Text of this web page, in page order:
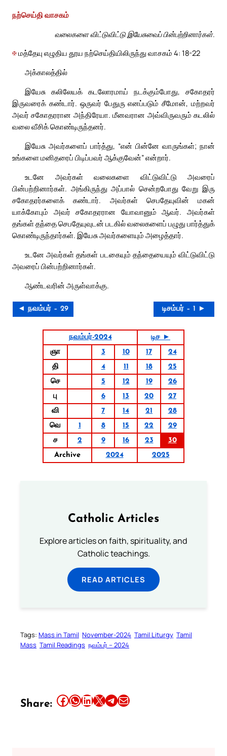
நற்செய்தி வாசகம்
வலைகளை விட்டுவிட்டு இயேசுவைப் பின்பற்றினார்கள்.
✠மத்தேயு எழுதிய தூய நற்செய்தியிலிருந்து வாசகம் 4: 18-22
அக்காலத்தில்
இயேசு கலிலேயக் கடலோரமாய் நடக்கும்போது, சகோதரர்
இருவரைக் கண்டார். ஒருவர் பேதுரு எனப்படும் சீமோன், மற்றவர்
அவர் சகோதரரான அந்திரேயா. மீனவரான அவ்விருவரும் கடலில்
வலை வீசிக் கொண்டிருந்தனர்.
இயேசு அவர்களைப் பார்த்து, “என் பின்னே வாருங்கள்; நான்
உங்களை மனிதரைப் பிடிப்பவர் ஆக்குவேன்” என்றார்.
உடனே அவர்கள் வலைகளை விட்டுவிட்டு அவரைப்
பின்பற்றினார்கள். அங்கிருந்து அப்பால் சென்றபோது வேறு இரு
சகோதரர்களைக் கண்டார். அவர்கள் செபதேயுவின் மகன்
யாக்கோபும் அவர் சகோதரரான யோவானும் ஆவர். அவர்கள்
தங்கள் தந்தை செபதேயுவுடன் படகில் வலைகளைப் பழுது பார்த்துக்
கொண்டிருந்தார்கள். இயேசு அவர்களையும் அழைத்தார்.
உடனே அவர்கள் தங்கள் படகையும் தந்தையையும் விட்டுவிட்டு
அவரைப் பின்பற்றினார்கள்.
ஆண்டவரின் அருள்வாக்கு.
◄ நவம்பர் – 29 டிசம்பர் – 1 ►
நவம்பர்-2024
டிச ►
ஞா
3 10 17
24
தி
4 11 18
25
செ
5 12 19
26
பு
6 13 20
27
வி
7 14 21
28
வெ
1 8 15 22
29
ச
2 9 16 23
30
Archive
2024 2025
Catholic Articles
Explore articles on faith, spirituality, and
Catholic teachings.
READ ARTICLES
Tags: Mass in Tamil November-2024 Tamil Liturgy Tamil
Mass Tamil Readings நவம்பர் – 2024
Share: Share this article on Facebook Share this article on WhatsApp Share this article on LinkedIn Share this article on X Share this article on TelegramEmail this Article